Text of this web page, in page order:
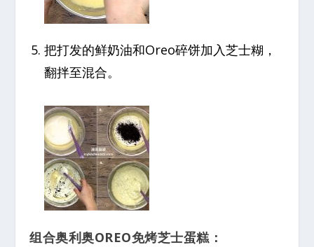
把打发的鲜奶油和Oreo碎饼加入芝士糊，
翻拌至混合。
组合奥利奥OREO免烤芝士蛋糕：